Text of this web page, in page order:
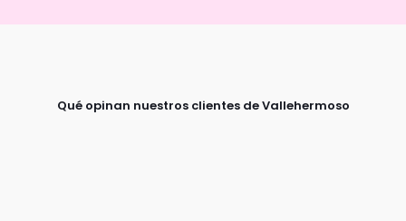
Qué opinan nuestros clientes de Vallehermoso